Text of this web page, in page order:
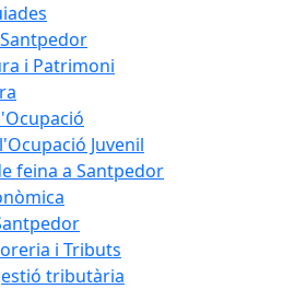
i Patrimoni
Juvenil
feina a Santpedor
i Tributs
tributària